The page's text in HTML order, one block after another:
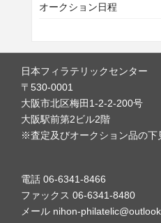
オークション日程
日本フィラテリックセンター
〒530-0001
大阪市北区梅田1-2-2-200号
大阪駅前第2ビル2階
※査定及びオークション品の下
電話 06-6341-8466
ファックス 06-6341-8480
メール nihon-